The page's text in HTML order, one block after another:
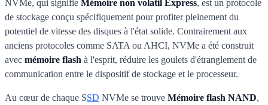
NVMe, qui signifie Mémoire non volatil Express, est un protocole
de stockage conçu spécifiquement pour profiter pleinement du
potentiel de vitesse des disques à l'état solide. Contrairement aux
anciens protocoles comme SATA ou AHCI, NVMe a été construit
avec mémoire flash à l'esprit, réduire les goulets d'étranglement de
communication entre le dispositif de stockage et le processeur.
Au cœur de chaque SSD NVMe se trouve Mémoire flash NAND,